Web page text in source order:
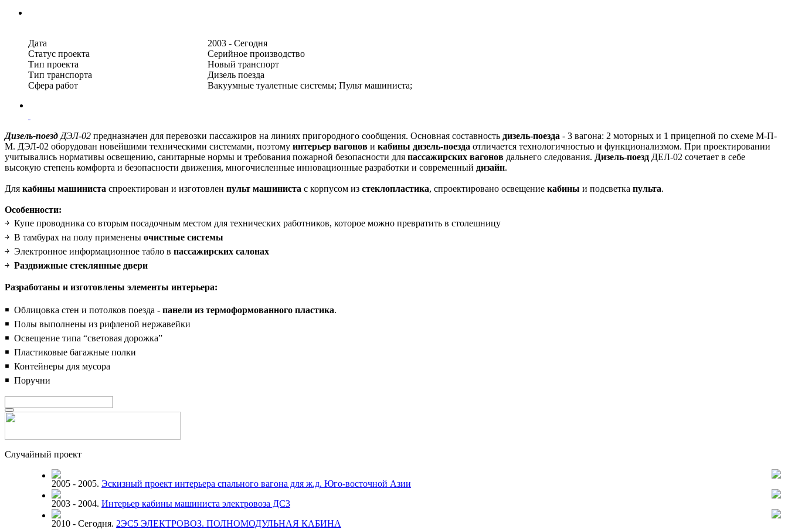
Дата
2003 - Сегодня
Статус проекта
Серийное производство
Тип проекта
Новый транспорт
Тип транспорта
Дизель поезда
Сфера работ
Вакуумные туалетные системы; Пульт машиниста;
Дизель-поезд ДЭЛ-02 предназначен для перевозки пассажиров на линиях пригородного сообщения. Основная составность дизель-поезда - 3 вагона: 2 моторных и 1 прицепной по схеме М-П-
М. ДЭЛ-02 оборудован новейшими техническими системами, поэтому интерьер вагонов и кабины дизель-поезда отличается технологичностью и функционализмом. При проектировании
учитывались нормативы освещению, санитарные нормы и требования пожарной безопасности для пассажирских вагонов дальнего следования. Дизель-поезд ДЕЛ-02 сочетает в себе
высокую степень комфорта и безопасности движения, многочисленные инновационные разработки и современный дизайн.
Для кабины машиниста спроектирован и изготовлен пульт машиниста с корпусом из стеклопластика, спроектировано освещение кабины и подсветка пульта.
Особенности:
￫ Купе проводника со вторым посадочным местом для технических работников, которое можно превратить в столешницу
￫ В тамбурах на полу применены очистные системы
￫ Электронное информационное табло в пассажирских салонах
￫ Раздвижные стеклянные двери
Разработаны и изготовлены элементы интерьера:
￭ Облицовка стен и потолков поезда - панели из термоформованного пластика.
￭ Полы выполнены из рифленой нержавейки
￭ Освещение типа “световая дорожка”
￭ Пластиковые багажные полки
￭ Контейнеры для мусора
￭ Поручни
Случайный проект
2005 - 2005. Эскизный проект интерьера спального вагона для ж.д. Юго-восточной Азии
2003 - 2004. Интерьер кабины машиниста электровоза ДС3
2010 - Сегодня. 2ЭС5 ЭЛЕКТРОВОЗ. ПОЛНОМОДУЛЬНАЯ КАБИНА